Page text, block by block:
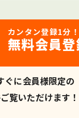
カンタン登録1分！
無料会員
ぐに会員様限定の
覧いただけます！